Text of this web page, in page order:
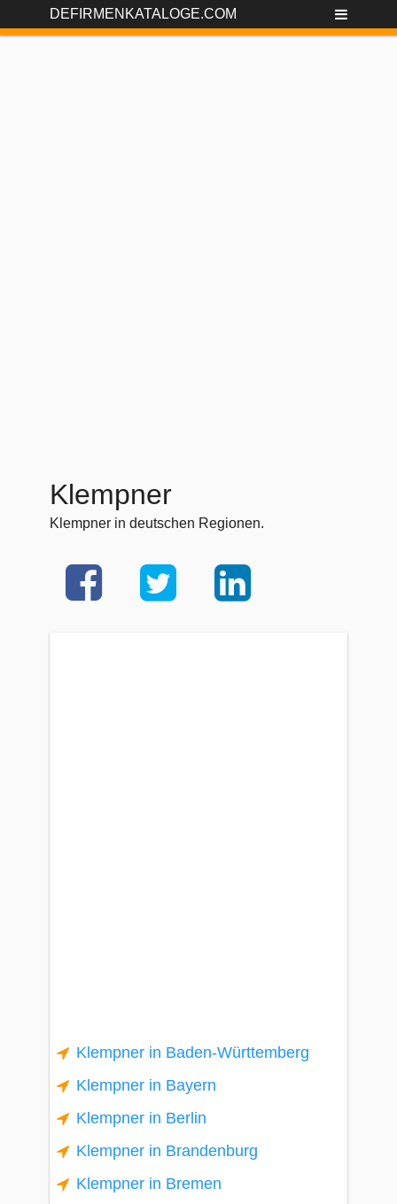
DEFIRMENKATALOGE.COM
Klempner
Klempner in deutschen Regionen.
Klempner in Baden-Württemberg
Klempner in Bayern
Klempner in Berlin
Klempner in Brandenburg
Klempner in Bremen